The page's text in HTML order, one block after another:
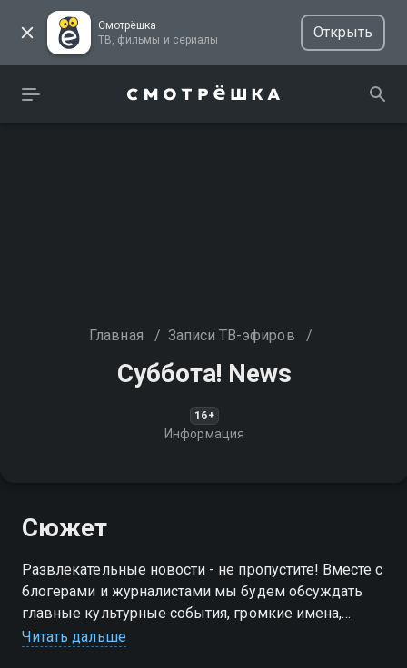
Смотрёшка
ТВ, фильмы и сериалы
Открыть
Главная / Записи ТВ-эфиров /
Суббота! News
16+
Информация
Сюжет
Развлекательные новости - не пропустите! Вместе с
блогерами и журналистами мы будем обсуждать
главные культурные события, громкие имена,
делать обзоры соцсетей звезд и трендов TikTok
Читать дальше